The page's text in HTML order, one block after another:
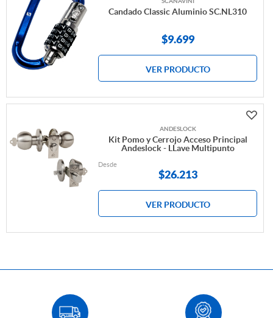
Candado Classic Aluminio SC.NL310
$9.699
VER PRODUCTO
ANDESLOCK
Kit Pomo y Cerrojo Acceso Principal
Andeslock - LLave Multipunto
Desde
$26.213
VER PRODUCTO